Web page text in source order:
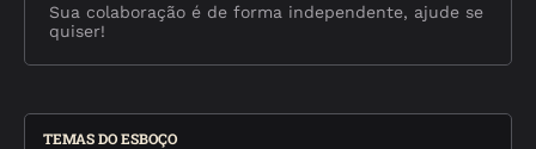
Sua colaboração é de forma independente, ajude se
quiser!
TEMAS DO ESBOÇO